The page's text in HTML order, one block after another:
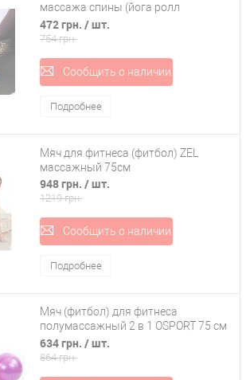
массажа спины (йога ролл
массажер для спины, шеи, ног)
OSPORT 45*14см (MS 0857-5)
472 грн. / шт.
754 грн.
Сообщить о наличии
Подробнее
Мяч для фитнеса (фитбол) ZEL
массажный 75см
948 грн. / шт.
1219 грн.
Сообщить о наличии
Подробнее
Мяч (фитбол) для фитнеса
полумассажный 2 в 1 OSPORT 75 см
(FI­4437-75)
634 грн. / шт.
864 грн.